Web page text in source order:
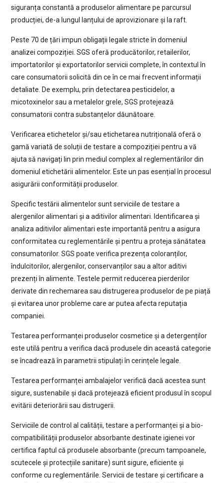
siguranța constantă a produselor alimentare pe parcursul
producției, de-a lungul lanțului de aprovizionare și la raft.
Peste 70 de țări impun obligații legale stricte în domeniul
analizei compoziției. SGS oferă producătorilor, retailerilor,
importatorilor și exportatorilor servicii complete, în contextul în
care consumatorii solicită din ce în ce mai frecvent informații
detaliate. De exemplu, prin detectarea pesticidelor, a
micotoxinelor sau a metalelor grele, SGS protejează
consumatorii contra substanțelor dăunătoare.
Verificarea etichetelor și/sau etichetarea nutrițională oferă o
gamă variată de soluții de testare a compoziției pentru a vă
ajuta să navigați lin prin mediul complex al reglementărilor din
domeniul etichetării alimentelor. Este un pas esențial în procesul
asigurării conformității produselor.
Specific testării alimentelor sunt serviciile de testare a
alergenilor alimentari și a aditivilor alimentari. Identificarea și
analiza aditivilor alimentari este importantă pentru a asigura
conformitatea cu reglementările și pentru a proteja sănătatea
consumatorilor. SGS poate verifica prezența coloranților,
îndulcitorilor, alergenilor, conservanților sau a altor aditivi
prezenți în alimente. Testele permit reducerea pierderilor
derivate din rechemarea sau distrugerea produselor de pe piață
și evitarea unor probleme care ar putea afecta reputația
companiei.
Testarea performanței produselor cosmetice și a detergenților
este utilă pentru a verifica dacă produsele din această categorie
se încadrează în parametrii stipulați în cerințele legale.
Testarea performanței ambalajelor verifică dacă acestea sunt
sigure, sustenabile și dacă protejează eficient produsul în scopul
evitării deteriorării sau distrugerii.
Serviciile de control al calității, testare a performanței și a bio-
compatibilității produselor absorbante destinate igienei vor
certifica faptul că produsele absorbante (precum tampoanele,
scutecele și protecțiile sanitare) sunt sigure, eficiente și
conforme cu reglementările. Servicii de testare și certificare a